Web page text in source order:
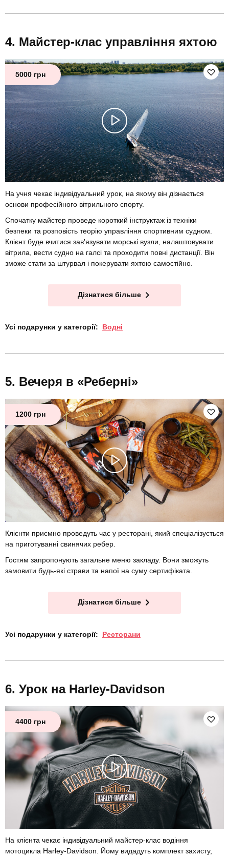
Майстер-клас управління яхтою
5000 грн
На учня чекає індивідуальний урок, на якому він дізнається
основи професійного вітрильного спорту.
Спочатку майстер проведе короткий інструктаж із техніки
безпеки та розповість теорію управління спортивним судном.
Клієнт буде вчитися зав'язувати морські вузли, налаштовувати
вітрила, вести судно на галсі та проходити повні дистанції. Він
зможе стати за штурвал і покерувати яхтою самостійно.
Дізнатися більше
Усі подарунки у категорії: Водні
Вечеря в «Реберні»
1200 грн
Клієнти приємно проведуть час у ресторані, який спеціалізується
на приготуванні свинячих ребер.
Гостям запропонують загальне меню закладу. Вони зможуть
замовити будь-які страви та напої на суму сертифіката.
Дізнатися більше
Усі подарунки у категорії: Ресторани
Урок на Harley-Davidson
4400 грн
На клієнта чекає індивідуальний майстер-клас водіння
мотоцикла Harley-Davidson. Йому видадуть комплект захисту,